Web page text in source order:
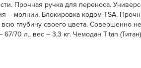
Прочная ручка для переноса.
– молнии. Блокировка кодом TSA.
глубину своего цвета. Совершенно
67/70 л., вес – 3,3 кг. Чемодан Titan